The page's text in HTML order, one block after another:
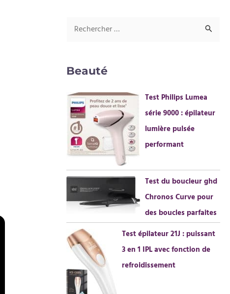
h
e
h
e
r
:
Beauté
Test Philips Lumea
série 9000 : épilateur
lumière pulsée
performant
Test du boucleur ghd
Chronos Curve pour
des boucles parfaites
Test épilateur 21J : puissant
3 en 1 IPL avec fonction de
refroidissement